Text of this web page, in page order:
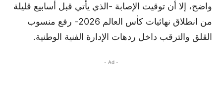
واضح، إلا أن توقيت الإصابة -الذي يأتي قبل أسابيع قليلة
من انطلاق نهائيات كأس العالم 2026- رفع منسوب
القلق والترقب داخل ردهات الإدارة الفنية الوطنية.
- Ad -